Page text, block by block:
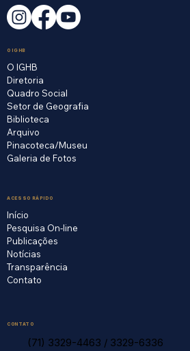
O IGHB
O IGHB
Diretoria
Quadro Social
Setor de Geografia
Biblioteca
Arquivo
Pinacoteca/Museu
Galeria de Fotos
ACESSO RÁPIDO
Início
Pesquisa On-line
Publicações
Notícias
Transparência
Contato
CONTATO
(71) 3329-4463 / 3329-6336